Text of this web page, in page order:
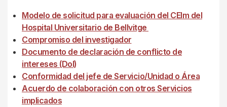
Modelo de solicitud para evaluación del CEIm del
Hospital Universitario de Bellvitge
Compromiso del investigador
Documento de declaración de conflicto de
intereses (DoI)
Conformidad del jefe de Servicio/Unidad o Área
Acuerdo de colaboración con otros Servicios
implicados